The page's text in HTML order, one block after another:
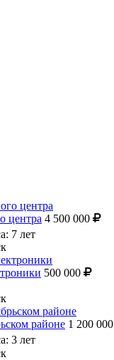
центра 4 500 000
7 лет
500 000
районе 1 200 000
3 лет